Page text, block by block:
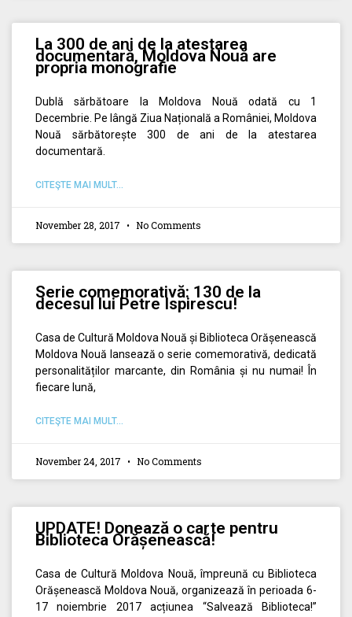
La 300 de ani de la atestarea
documentară, Moldova Nouă are
propria monografie
Dublă sărbătoare la Moldova Nouă odată cu 1
Decembrie. Pe lângă Ziua Națională a României, Moldova
Nouă sărbătorește 300 de ani de la atestarea
documentară.
CITEŞTE MAI MULT...
November 28, 2017 No Comments
Serie comemorativă: 130 de la
decesul lui Petre Ispirescu!
Casa de Cultură Moldova Nouă și Biblioteca Orășenească
Moldova Nouă lansează o serie comemorativă, dedicată
personalităților marcante, din România și nu numai! În
fiecare lună,
CITEŞTE MAI MULT...
November 24, 2017 No Comments
UPDATE! Donează o carte pentru
Biblioteca Orășenească!
Casa de Cultură Moldova Nouă, împreună cu Biblioteca
Orășenească Moldova Nouă, organizează în perioada 6-
17 noiembrie 2017 acțiunea “Salvează Biblioteca!”